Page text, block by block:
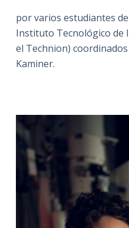
por varios estudiantes
Instituto Tecnológico de
el Technion)
Kaminer.